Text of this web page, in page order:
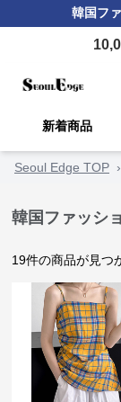
韓国フ
新着商品
Seoul Edge TOP ›
韓国ファッシ
19件の商品が見つ